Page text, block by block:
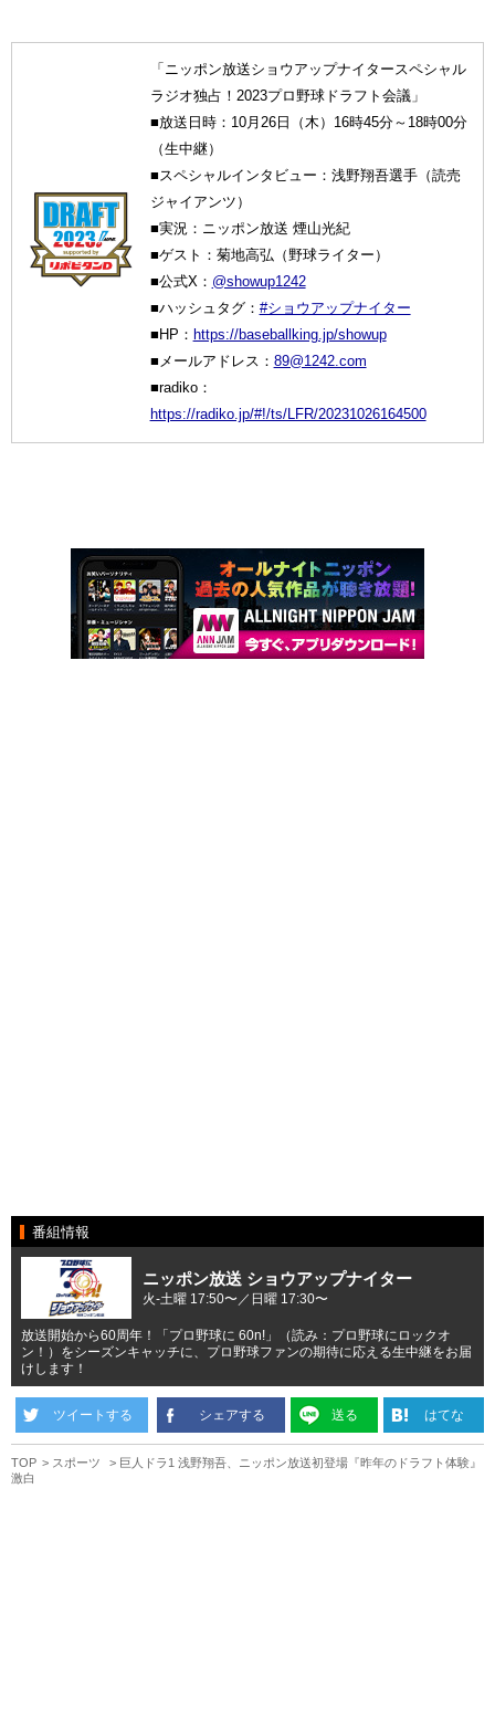
「ニッポン放送ショウアップナイタースペシャル
ラジオ独占！2023プロ野球ドラフト会議」
■放送日時：10月26日（木）16時45分～18時00分
（生中継）
■スペシャルインタビュー：浅野翔吾選手（読売
ジャイアンツ）
■実況：ニッポン放送 煙山光紀
■ゲスト：菊地高弘（野球ライター）
■公式X： @showup1242
■ハッシュタグ： #ショウアップナイター
■HP： https://baseballking.jp/showup
■メールアドレス： 89@1242.com
■radiko：
https://radiko.jp/#!/ts/LFR/20231026164500
番組情報
ニッポン放送 ショウアップナイター
火-土曜 17:50〜／日曜 17:30〜
放送開始から60周年！「プロ野球に 60n!」（読み：プロ野球にロックオ
ン！）をシーズンキャッチに、プロ野球ファンの期待に応える生中継をお届
けします！
ツイートする シェアする 送る はてな
TOP スポーツ
巨人ドラ1 浅野翔吾、ニッポン放送初登場『昨年のドラフト体験』
激白